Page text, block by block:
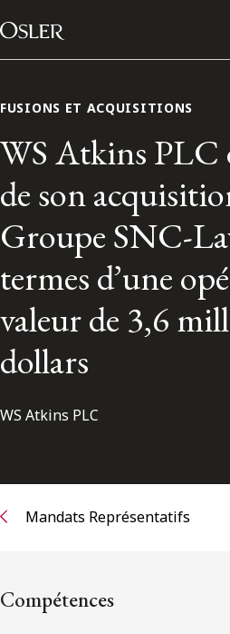
Passer au contenu
Main Navigation
Réseau des anciens d’Osler
Contactez-nous
ENGLISH
S’abonner
FUSIONS ET ACQUISITIONS
WS Atkins PLC
de son
Groupe SNC-
termes d’une
valeur de 3,6
dollars
WS Atkins PLC
Mandats Représentatifs
Compétences